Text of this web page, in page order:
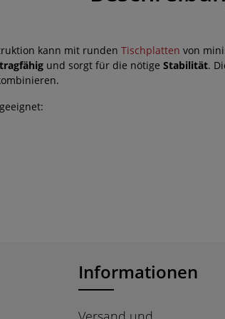
kann mit runden Tischplatten von
tragfähig und sorgt für die nötige Stabilität.
Informationen